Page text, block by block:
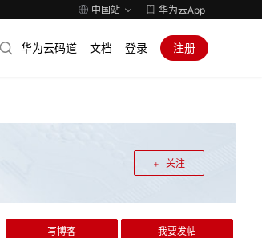
中国站 华为云App
华为云码道 文档 登录 注册
关注
写博客 我要发帖